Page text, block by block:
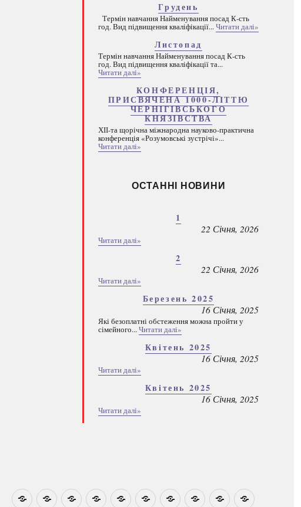
Грудень
Термін навчання Найменування посад К-сть
год. Вид підвищення кваліфікації...Читати далі»
Листопад
Термін навчання Найменування посад К-сть
год. Вид підвищення кваліфікації та...
Читати далі»
КОНФЕРЕНЦІЯ,
ПРИСВЯЧЕНА 1000-ЛІТТЮ
ЧЕРНІГІВСЬКОГО
КНЯЗІВСТВА
ХІІ-та щорічна міжнародна науково-практична
конференція «Розумовські зустрічі»...
Читати далі»
ОСТАННІ НОВИНИ
1
22 Січня, 2026
Читати далі»
2
22 Січня, 2026
Читати далі»
Березень 2025
16 Січня, 2025
Які безоплатні обстеження можна пройти у
сімейного...Читати далі»
Квітень 2025
16 Січня, 2025
Читати далі»
Квітень 2025
16 Січня, 2025
Читати далі»
НовиниНавчально-
Ми
Звіти Про
План Розумовські
Реєстрація
КаталогЯкі